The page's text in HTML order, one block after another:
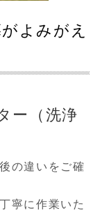
ご相談くださ
年の受付開始に
内いたしま
いいたします。
枠となりまし
のご予約をお願
よみがえ
ー（洗浄
の違いをご確
寧に作業いた